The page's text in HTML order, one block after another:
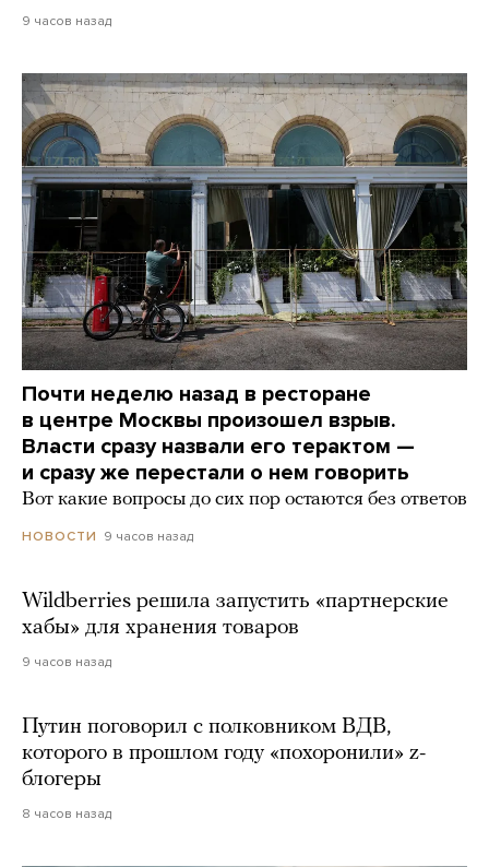
9 часов назад
Почти неделю назад в ресторане
в центре Москвы произошел взрыв.
Власти сразу назвали его терактом —
и сразу же перестали о нем говорить
Вот какие вопросы до сих пор остаются без ответов
НОВОСТИ 9 часов назад
Wildberries решила запустить «партнерские
хабы» для хранения товаров
9 часов назад
Путин поговорил с полковником ВДВ,
которого в прошлом году «похоронили» z-
блогеры
8 часов назад